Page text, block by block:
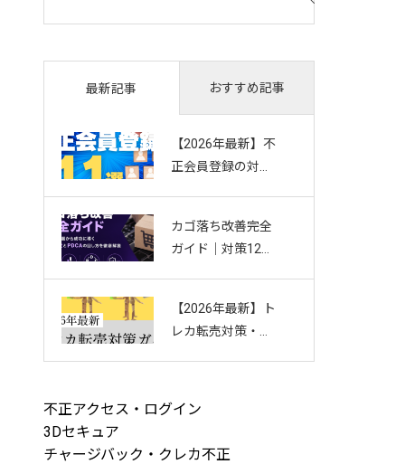
対
最新記事 おすすめ記事
【2026年最新】不
正会員登録の対策
アドを防ぐお悩み
別ガイド
カゴ落ち改善完全
ガイド｜対策12選
回し方を徹底解説
【2026年最新】ト
レカ転売対策・完
不正アクセス・ログイン
3Dセキュア
チャージバック・クレカ不正